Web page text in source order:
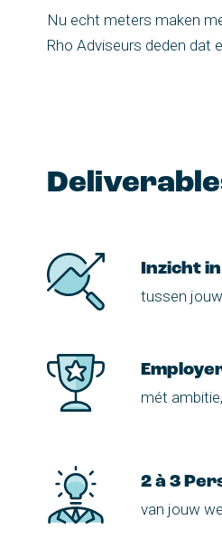
Nu echt meters maken
Rho Adviseurs deden dat
Inzicht
tussen
mét
2 à 3
van jouw